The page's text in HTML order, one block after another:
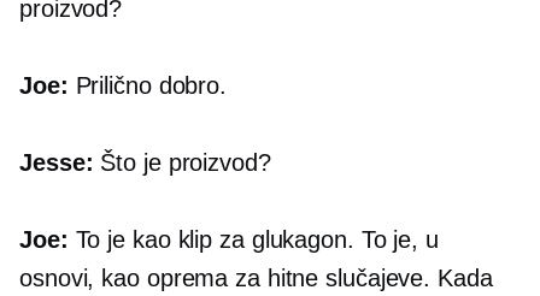
proizvod?
Joe: Prilično dobro.
Jesse: Što je proizvod?
Joe: To je kao klip za glukagon. To je, u
osnovi, kao oprema za hitne slučajeve. Kada